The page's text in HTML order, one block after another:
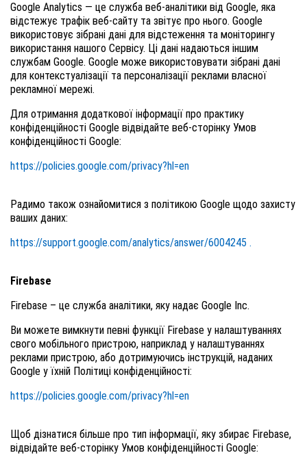
Google Analytics — це служба веб-аналітики від Google, яка
відстежує трафік веб-сайту та звітує про нього. Google
використовує зібрані дані для відстеження та моніторингу
використання нашого Сервісу. Ці дані надаються іншим
службам Google. Google може використовувати зібрані дані
для контекстуалізації та персоналізації реклами власної
рекламної мережі.
Для отримання додаткової інформації про практику
конфіденційності Google відвідайте веб-сторінку Умов
конфіденційності Google:
https://policies.google.com/privacy?hl=en
Радимо також ознайомитися з політикою Google щодо захисту
ваших даних:
https://support.google.com/analytics/answer/6004245 .
Firebase
Firebase – це служба аналітики, яку надає Google Inc.
Ви можете вимкнути певні функції Firebase у налаштуваннях
свого мобільного пристрою, наприклад у налаштуваннях
реклами пристрою, або дотримуючись інструкцій, наданих
Google у їхній Політиці конфіденційності:
https://policies.google.com/privacy?hl=en
Щоб дізнатися більше про тип інформації, яку збирає Firebase,
відвідайте веб-сторінку Умов конфіденційності Google: